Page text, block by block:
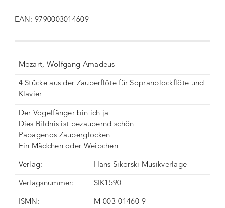
EAN: 9790003014609
Mozart, Wolfgang Amadeus
4 Stücke aus der Zauberflöte für Sopranblockflöte und
Klavier
Der Vogelfänger bin ich ja
Dies Bildnis ist bezaubernd schön
Papagenos Zauberglocken
Ein Mädchen oder Weibchen
Verlag: Hans Sikorski Musikverlage
Verlagsnummer: SIK1590
ISMN: M-003-01460-9